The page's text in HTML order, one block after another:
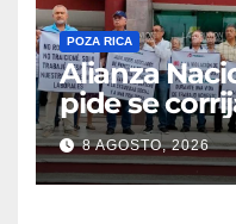
POZA RICA
Alianza
pide se
8 AGOSTO, 2026